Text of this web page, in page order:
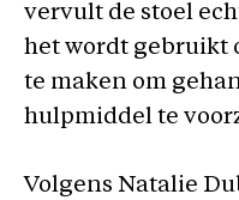
vervult de stoel
het wordt gebruikt
te maken om
hulpmiddel te
Volgens Natalie